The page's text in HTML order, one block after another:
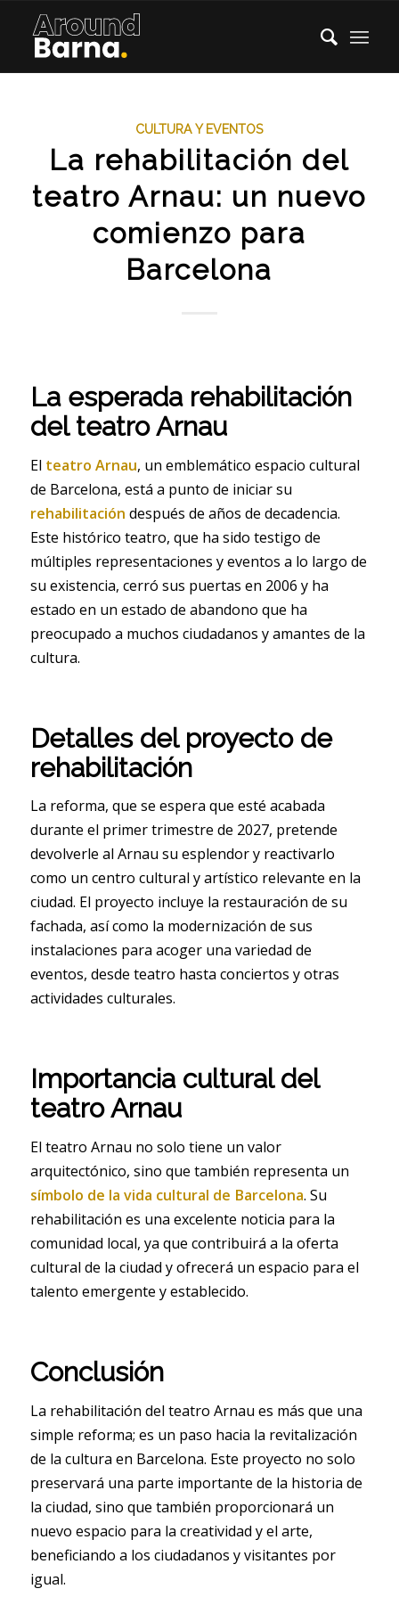
CULTURA Y EVENTOS
La rehabilitación del
teatro Arnau: un nuevo
comienzo para
Barcelona
La esperada rehabilitación
del teatro Arnau
El teatro Arnau, un emblemático espacio cultural
de Barcelona, está a punto de iniciar su
rehabilitación después de años de decadencia.
Este histórico teatro, que ha sido testigo de
múltiples representaciones y eventos a lo largo de
su existencia, cerró sus puertas en 2006 y ha
estado en un estado de abandono que ha
preocupado a muchos ciudadanos y amantes de la
cultura.
Detalles del proyecto de
rehabilitación
La reforma, que se espera que esté acabada
durante el primer trimestre de 2027, pretende
devolverle al Arnau su esplendor y reactivarlo
como un centro cultural y artístico relevante en la
ciudad. El proyecto incluye la restauración de su
fachada, así como la modernización de sus
instalaciones para acoger una variedad de
eventos, desde teatro hasta conciertos y otras
actividades culturales.
Importancia cultural del
teatro Arnau
El teatro Arnau no solo tiene un valor
arquitectónico, sino que también representa un
símbolo de la vida cultural de Barcelona. Su
rehabilitación es una excelente noticia para la
comunidad local, ya que contribuirá a la oferta
cultural de la ciudad y ofrecerá un espacio para el
talento emergente y establecido.
Conclusión
La rehabilitación del teatro Arnau es más que una
simple reforma; es un paso hacia la revitalización
de la cultura en Barcelona. Este proyecto no solo
preservará una parte importante de la historia de
la ciudad, sino que también proporcionará un
nuevo espacio para la creatividad y el arte,
beneficiando a los ciudadanos y visitantes por
igual.